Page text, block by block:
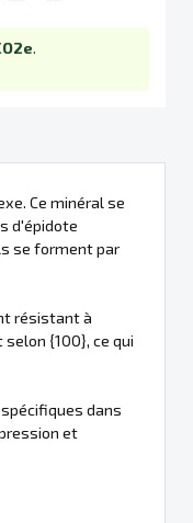
.
Ce minéral se
d'épidote
se forment par
résistant à
{100}, ce qui
dans
et